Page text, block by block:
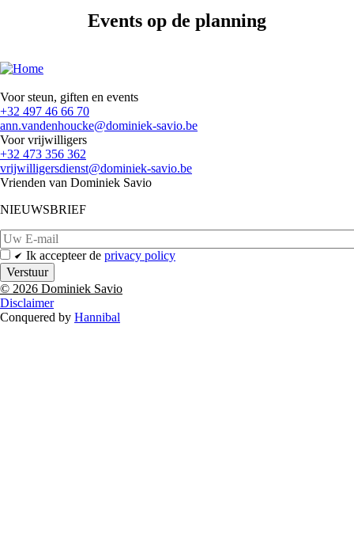
Events op de planning
Voor steun, giften en events
+32 497 46 66 70
ann.vandenhoucke@dominiek-savio.be
Voor vrijwilligers
+32 473 356 362
vrijwilligersdienst@dominiek-savio.be
Vrienden van Dominiek Savio
NIEUWSBRIEF
Email
Ik accepteer de privacy policy
© 2026 Dominiek Savio
Disclaimer
Conquered by Hannibal